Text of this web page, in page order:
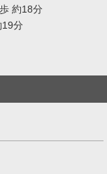
約18分
19分